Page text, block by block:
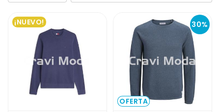
¡NUEVO! 30%
OFERTA